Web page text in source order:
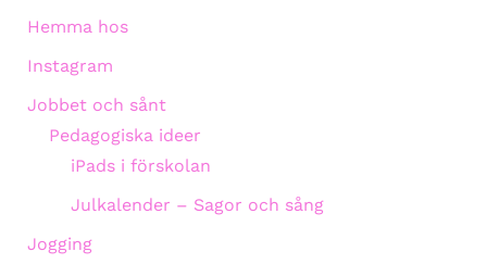
Hemma hos
Instagram
Jobbet och sånt
Pedagogiska ideer
iPads i förskolan
Julkalender – Sagor och sång
Jogging